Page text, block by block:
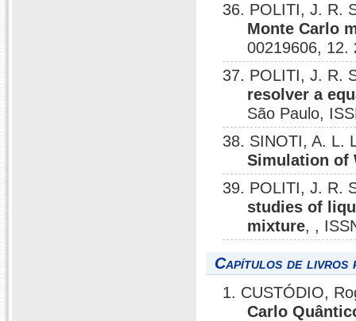
36. POLITI, J. R.
Monte Carlo
00219606, 12.
37. POLITI, J. R.
resolver a
São Paulo,
38. SINOTI, A. L.
Simulation of
39. POLITI, J. R.
studies of
mixture, ,
Capítulos de livros
1. CUSTÓDIO,
Carlo